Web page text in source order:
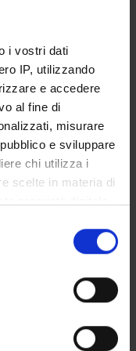
i vostri dati
IP, utilizzando
e accedere
al fine di
misurare
e sviluppare
chi utilizza i
scelte in materia di
in qualsiasi
o facendo clic
tua posizione
espressione
(DM)
(DM)
espressione
(DNBM)
(DNBM)
(DSVR)